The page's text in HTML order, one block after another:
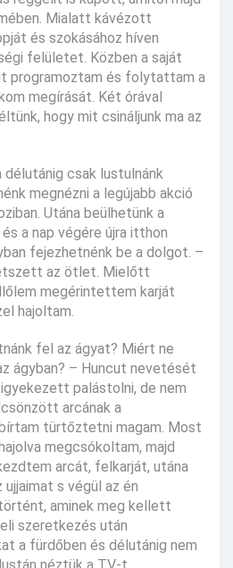
Mialatt kávézott
és szokásához híven
felületet. Közben a saját
programoztam és folytattam a
megírását. Két órával
hogy mit csináljunk ma az
délutánig csak lustulnánk
megnézni a legújabb akció
Utána beülhetünk a
a nap végére újra itthon
fejezhetnénk be a dolgot. –
az ötlet. Mielőtt
megérintettem karját
hajoltam.
fel az ágyat? Miért ne
ágyban? – Huncut nevetését
palástolni, de nem
arcának a
türtőztetni magam. Most
megcsókoltam, majd
arcát, felkarját, utána
s végül az én
aminek meg kellett
szeretkezés után
a fürdőben és délutánig nem
néztük a TV-t,